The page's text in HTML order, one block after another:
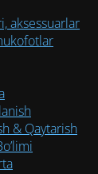
aksessuarlar
& Qaytarish